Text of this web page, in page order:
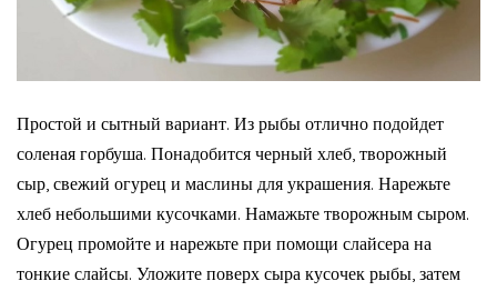
Простой и сытный вариант. Из рыбы отлично подойдет
соленая горбуша. Понадобится черный хлеб, творожный
сыр, свежий огурец и маслины для украшения. Нарежьте
хлеб небольшими кусочками. Намажьте творожным сыром.
Огурец промойте и нарежьте при помощи слайсера на
тонкие слайсы. Уложите поверх сыра кусочек рыбы, затем